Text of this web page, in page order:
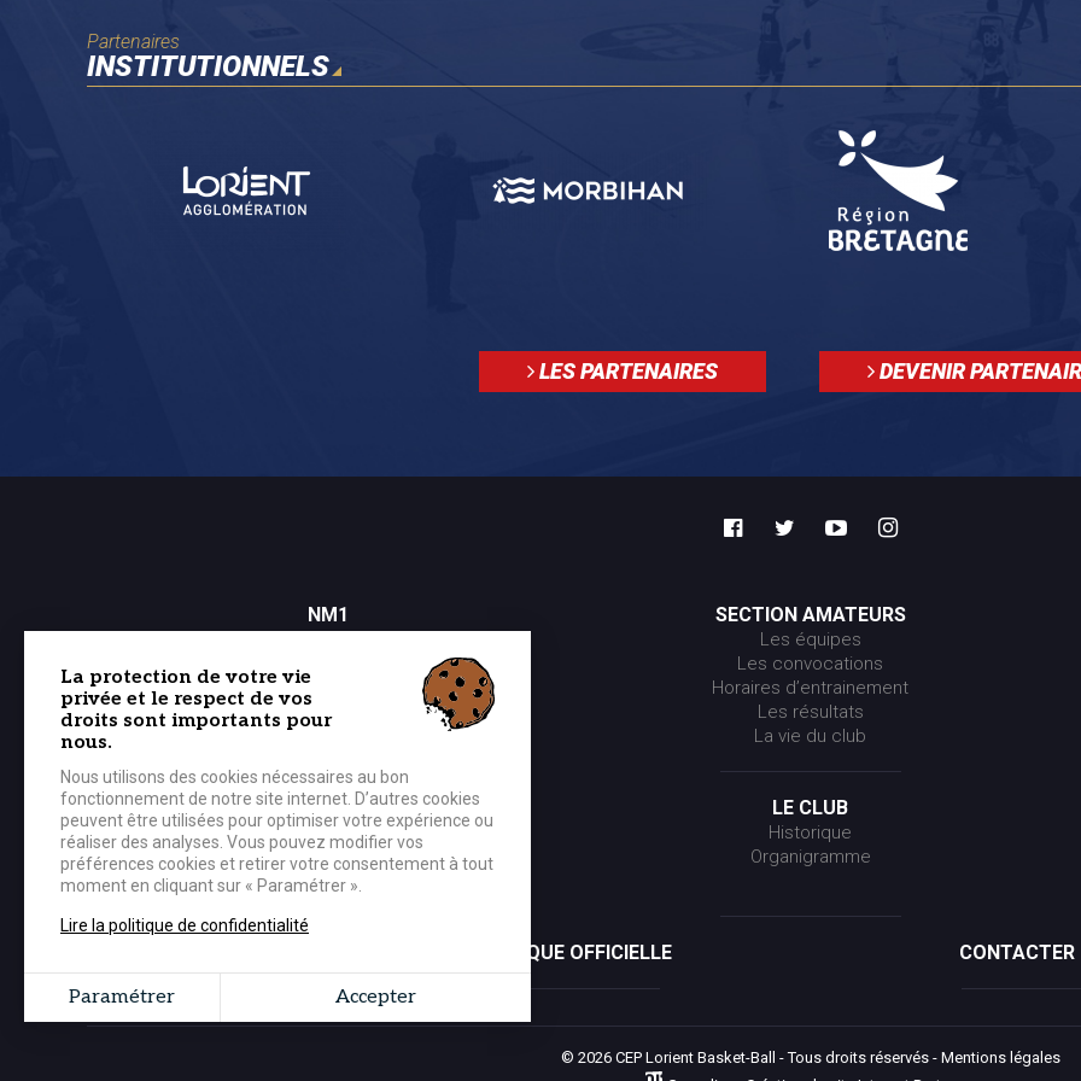
Partenaires
INSTITUTIONNELS
LES PARTENAIRES DEVENIR
NM1
Classement
Tarifs des matchs
SECTION AMATEURS
Les équipes
Les convocations
Horaires d’entrainement
Les résultats
La vie du club
PARTENAIRES
Les partenaires
Les événements
Les offres partenaires
LE CLUB
Historique
Organigramme
BOUTIQUE OFFICIELLE CONTACTER
© 2026 CEP Lorient Basket-Ball - Tous droits réservés - Mentions légales
La protection de votre vie
privée et le respect de vos
droits sont importants pour
nous.
Nous utilisons des cookies nécessaires au bon
fonctionnement de notre site internet. D’autres cookies
peuvent être utilisées pour optimiser votre expérience ou
réaliser des analyses. Vous pouvez modifier vos
préférences cookies et retirer votre consentement à tout
moment en cliquant sur « Paramétrer ».
Lire la politique de confidentialité
Paramétrer Accepter